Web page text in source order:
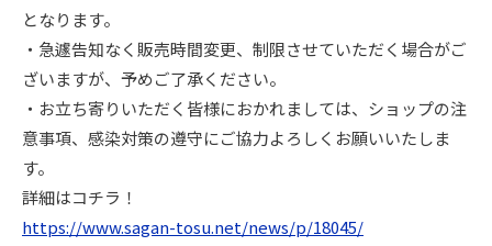
となります。
・急遽告知なく販売時間変更、制限させていただく場合がご
ざいますが、予めご了承ください。
・お立ち寄りいただく皆様におかれましては、ショップの注
意事項、感染対策の遵守にご協力よろしくお願いいたしま
す。
詳細はコチラ！
https://www.sagan-tosu.net/news/p/18045/